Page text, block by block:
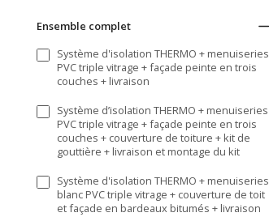
Ensemble complet
Système d'isolation THERMO + menuiseries
PVC triple vitrage + façade peinte en trois
couches + livraison
Système d’isolation THERMO + menuiseries
PVC triple vitrage + façade peinte en trois
couches + couverture de toiture + kit de
gouttière + livraison et montage du kit
Système d'isolation THERMO + menuiseries
blanc PVC triple vitrage + couverture de toit
et façade en bardeaux bitumés + livraison